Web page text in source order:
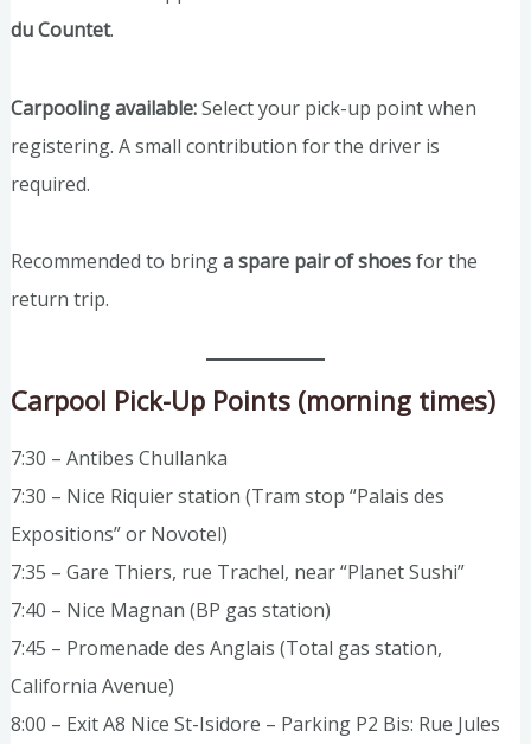
du Countet.
Carpooling available:Select your pick-up point when
registering. A small contribution for the driver is
required.
Recommended to bringa spare pair of shoesfor the
return trip.
Carpool Pick-Up Points (morning times)
7:30 – Antibes Chullanka
7:30 – Nice Riquier station (Tram stop “Palais des
Expositions” or Novotel)
7:35 – Gare Thiers, rue Trachel, near “Planet Sushi”
7:40 – Nice Magnan (BP gas station)
7:45 – Promenade des Anglais (Total gas station,
California Avenue)
8:00 – Exit A8 Nice St-Isidore – Parking P2 Bis: Rue Jules